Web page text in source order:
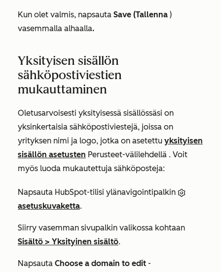
Kun olet valmis, napsauta Save (Tallenna )
vasemmalla alhaalla.
Yksityisen sisällön
sähköpostiviestien
mukauttaminen
Oletusarvoisesti yksityisessä sisällössäsi on
yksinkertaisia sähköpostiviestejä, joissa on
yrityksen nimi ja logo, jotka on asetettu yksityisen
sisällön asetusten Perusteet-välilehdellä . Voit
myös luoda mukautettuja sähköposteja:
Napsauta HubSpot-tilisi ylänavigointipalkin
asetuskuvaketta.
Siirry vasemman sivupalkin valikossa kohtaan
Sisältö > Yksityinen sisältö.
Napsauta Choose a domain to edit -